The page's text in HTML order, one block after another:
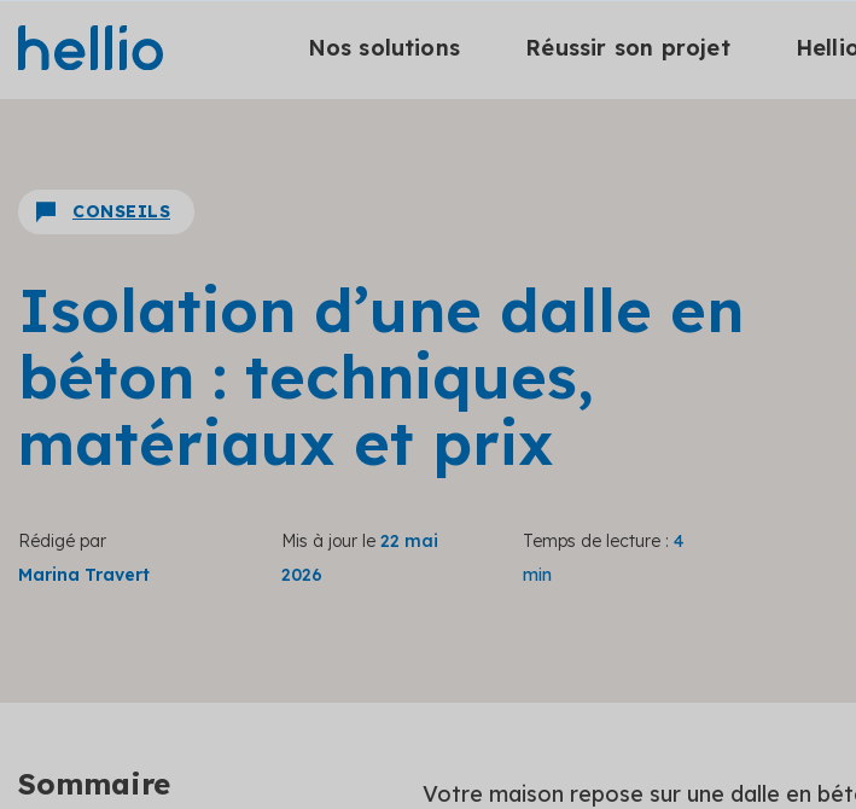
Nos solutions Réussir son projet
CONSEILS
Isolation d’une dalle en
béton : techniques,
matériaux et prix
Rédigé par
Marina Travert
Mis à jour le 22 mai
2026
Temps de lecture :4
min
Sommaire
Votre maison repose sur une dalle en